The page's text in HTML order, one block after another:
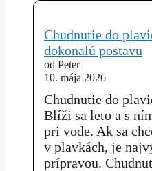
Chudnutie do
dokonalú postavu
od Peter
10. mája 2026
Chudnutie do
Blíži sa leto a s
pri vode. Ak sa
v plavkách, je
prípravou.